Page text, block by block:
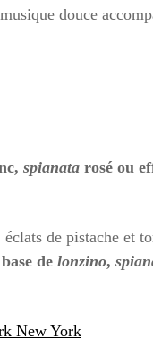
douce
spianata rosé ou
éclats de pistache et
de lonzino,
New York